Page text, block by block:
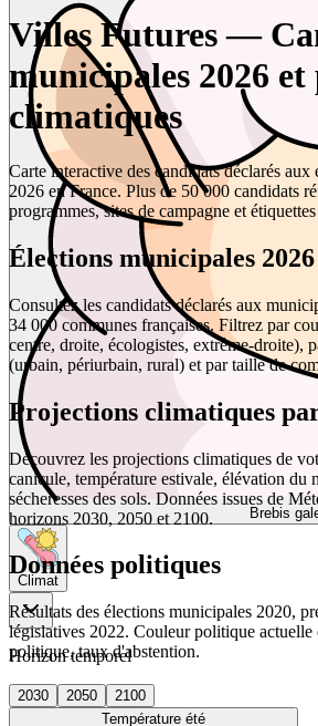
Brebis
Climat
Horizon temporel
2030 2050
2100
Température été
Villes Futures —
municipales 2026
climatiques
Carte interactive des candidats déclarés
2026 en France. Plus de 50 000 candidats
programmes, sites de campagne et
Élections municipales 2026
Consultez les candidats déclarés aux
34 000 communes françaises. Filtrez par
centre, droite, écologistes, extrême-droite),
(urbain, périurbain, rural) et par taille de
Projections climatiques
Découvrez les projections climatiques de
canicule, température estivale, élévation du
sécheresses des sols. Données issues de
horizons 2030, 2050 et 2100.
Données politiques
Résultats des élections municipales 2020,
législatives 2022. Couleur politique actuelle
politique, taux d'abstention.